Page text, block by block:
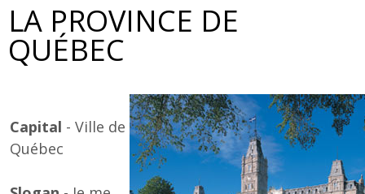
LA PROVINCE DE
QUÉBEC
Capital - Ville de
Québec